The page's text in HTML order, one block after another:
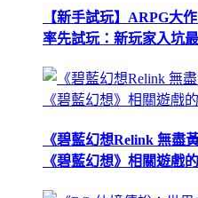
【新手試玩】ARPG大
率先試玩：新玩家入坑
《碧藍幻想Relink 無盡
《碧藍幻想》相關遊戲